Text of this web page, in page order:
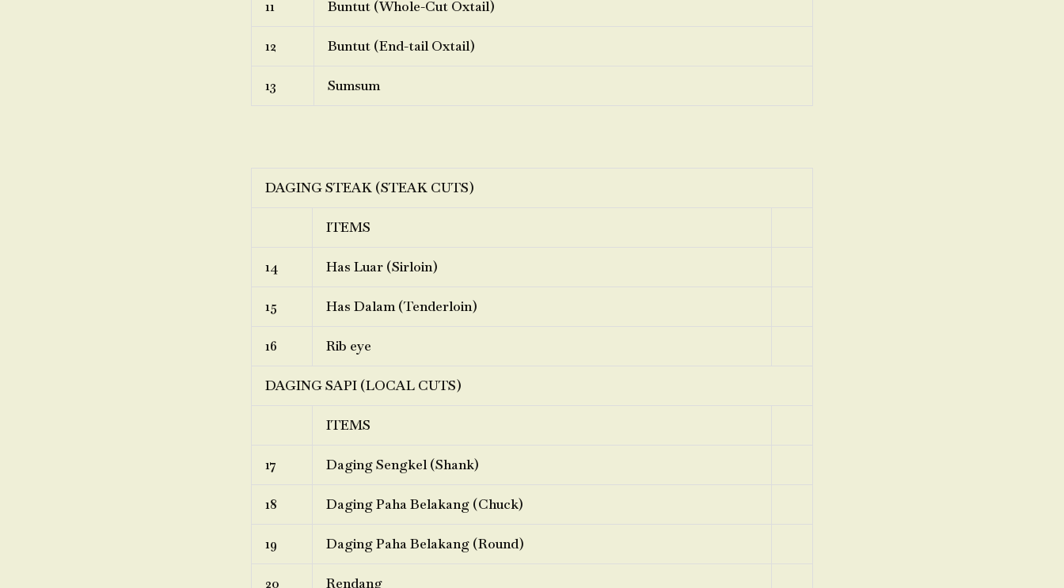
11 Buntut (Whole-Cut Oxtail)
12 Buntut (End-tail Oxtail)
13 Sumsum
DAGING STEAK (STEAK CUTS)
ITEMS
14 Has Luar (Sirloin)
15 Has Dalam (Tenderloin)
16 Rib eye
DAGING SAPI (LOCAL CUTS)
ITEMS
17 Daging Sengkel (Shank)
18 Daging Paha Belakang (Chuck)
19 Daging Paha Belakang (Round)
20 Rendang